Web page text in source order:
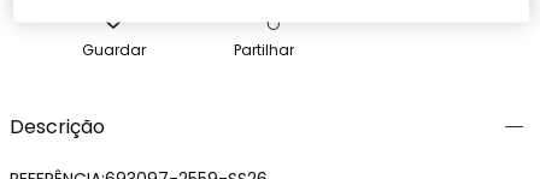
Guardar Partilhar
Descrição